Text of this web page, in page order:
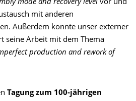
mode and recovery level vor und
mit anderen
Außerdem konnte unser externer
seine Arbeit mit dem Thema
production and rework of
Tagung zum 100-jährigen